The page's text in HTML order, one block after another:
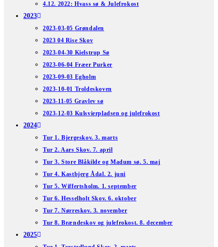
4.12. 2022: Hvass sø & Julefrokost
2023
2023-03-05 Grøndalen
2023 04 Rise Skov
2023-04-30 Kielstrup Sø
2023-06-04 Fræer Purker
2023-09-03 Egholm
2023-10-01 Troldeskoven
2023-11-05 Gravlev sø
2023-12-03 Kulsvierpladsen og julefrokost
2024
Tur 1. Bjergeskov. 3. marts
Tur 2. Aars Skov. 7. april
Tur 3. Store Blåkilde og Madum sø. 5. maj
Tur 4. Kastbjerg Ådal. 2. juni
Tur 5. Wiffertsholm. 1. september
Tur 6. Hesselholt Skov. 6. oktober
Tur 7. Nørreskov. 3. november
Tur 8. Brændeskov og julefrokost. 8. december
2025